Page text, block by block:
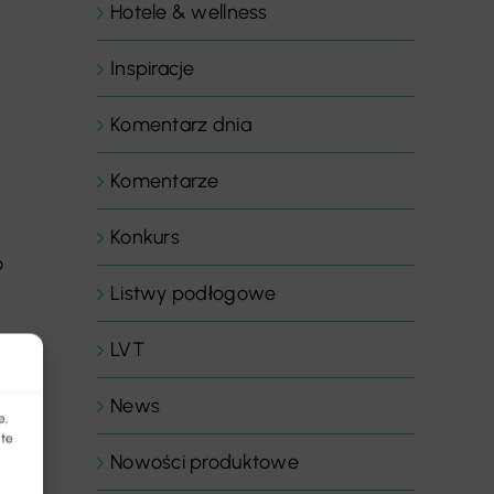
Hotele & wellness
Inspiracje
Komentarz dnia
Komentarze
Konkurs
Listwy podłogowe
LVT
News
Nowości produktowe